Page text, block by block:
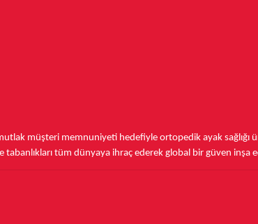
müşteri memnuniyeti hedefiyle ortopedik ayak sağlığı
tüm dünyaya ihraç ederek global bir güven inşa